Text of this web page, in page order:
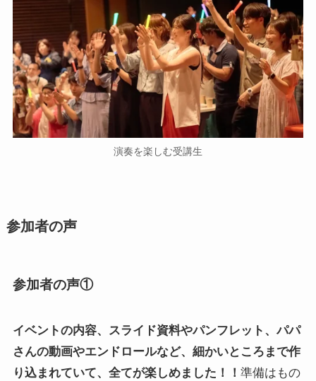
演奏を楽しむ受講生
参加者の声
参加者の声①
イベントの内容、スライド資料やパンフレット、パパ
さんの動画やエンドロールなど、細かいところまで作
り込まれていて、全てが楽しめました！！ 準備はもの